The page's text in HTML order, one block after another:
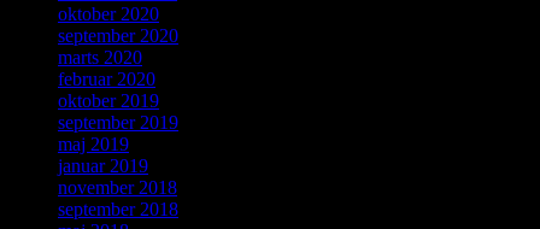
oktober 2020
september 2020
marts 2020
februar 2020
oktober 2019
september 2019
maj 2019
januar 2019
november 2018
september 2018